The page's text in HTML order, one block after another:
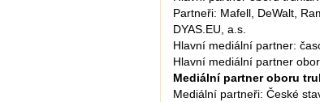
Partneři: Mafell, DeWalt,
DYAS.EU, a.s.
Hlavní mediální partner:
Hlavní mediální partner
Mediální partner oboru
Mediální partneři: České